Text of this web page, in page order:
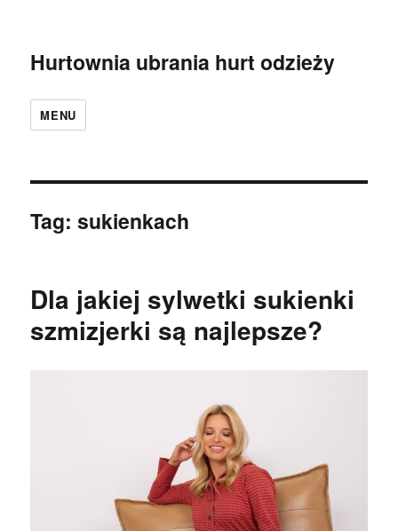
Hurtownia ubrania hurt odzieży
MENU
Tag:sukienkach
Dla jakiej sylwetki sukienki
szmizjerki są najlepsze?